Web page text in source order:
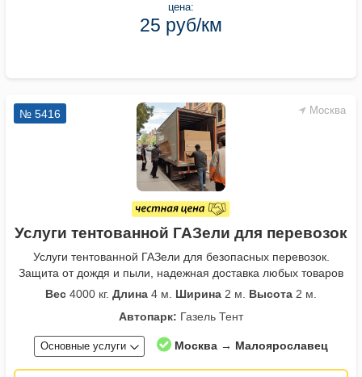
цена:
25 руб/км
Москва
№ 5416
Услуги тентованной ГАЗели для перевозок
Услуги тентованной ГАЗели для безопасных перевозок.
Защита от дождя и пыли, надежная доставка любых товаров
Вес 4000 кг. Длина 4 м. Ширина 2 м. Высота 2 м.
Автопарк: Газель Тент
Основные услуги Москва → Малоярославец